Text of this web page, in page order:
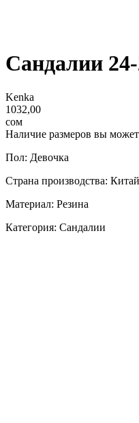
Сандалии
Kenka
1032,00
сом
Наличие размеров вы
Пол: Девочка
Страна производства: Китай
Материал: Резина
Категория: Сандалии